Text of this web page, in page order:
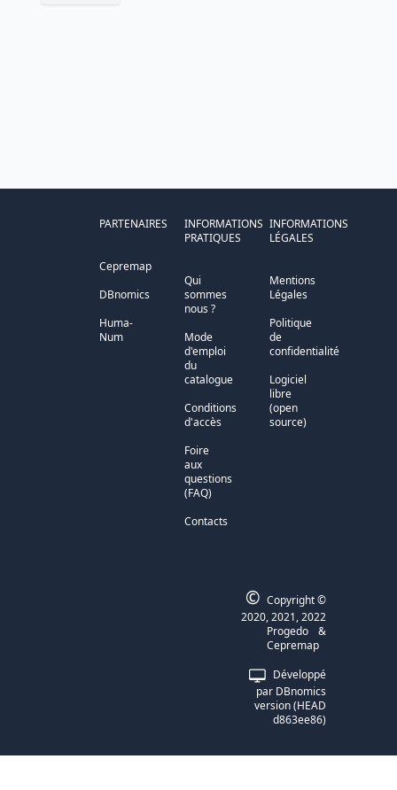
PARTENAIRES
Cepremap
DBnomics
Huma-
Num
INFORMATIONS
PRATIQUES
Qui
sommes
nous ?
Mode
d'emploi
du
catalogue
Conditions
d'accès
Foire
aux
questions
(FAQ)
Contacts
INFORMATIONS
LÉGALES
Mentions
Légales
Politique
de
confidentialité
Logiciel
libre
(open
source)
Développé
par DBnomics
version(HEAD
d863ee86)
© Copyright ©
2020, 2021, 2022
Progedo
&
Cepremap